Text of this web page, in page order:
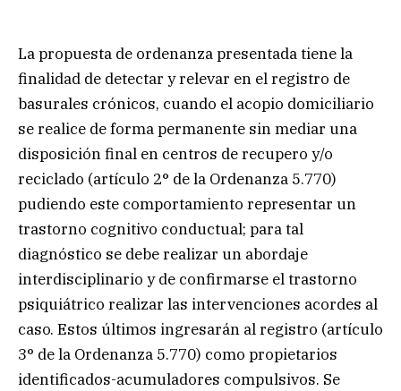
La propuesta de ordenanza presentada tiene la
finalidad de detectar y relevar en el registro de
basurales crónicos, cuando el acopio domiciliario
se realice de forma permanente sin mediar una
disposición final en centros de recupero y/o
reciclado (artículo 2° de la Ordenanza 5.770)
pudiendo este comportamiento representar un
trastorno cognitivo conductual; para tal
diagnóstico se debe realizar un abordaje
interdisciplinario y de confirmarse el trastorno
psiquiátrico realizar las intervenciones acordes al
caso. Estos últimos ingresarán al registro (artículo
3° de la Ordenanza 5.770) como propietarios
identificados-acumuladores compulsivos. Se